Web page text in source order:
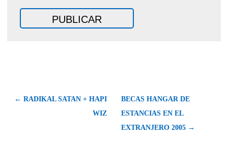
← RADIKAL SATAN + HAPI
WIZ
BECAS HANGAR DE
ESTANCIAS EN EL
EXTRANJERO 2005 →